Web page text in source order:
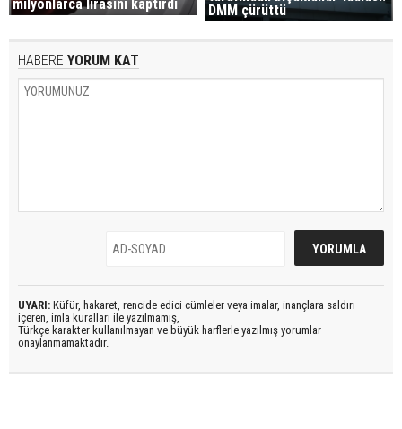
milyonlarca lirasını kaptırdı
DMM çürüttü
HABERE YORUM KAT
UYARI: Küfür, hakaret, rencide edici cümleler veya imalar, inançlara saldırı
içeren, imla kuralları ile yazılmamış,
Türkçe karakter kullanılmayan ve büyük harflerle yazılmış yorumlar
onaylanmamaktadır.